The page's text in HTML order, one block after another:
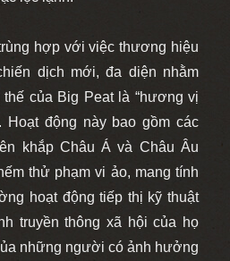
hợp với việc thương hiệu
dịch mới, đa diện nhằm
của Big Peat là “hương vị
Hoạt động này bao gồm các
khắp Châu Á và Châu Âu
thử phạm vi ảo, mang tính
hoạt động tiếp thị kỹ thuật
truyền thông xã hội của họ
những người có ảnh hưởng